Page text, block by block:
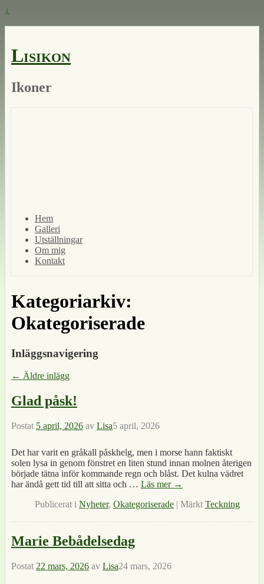
↓
Lisikon
Ikoner
Hem
Galleri
Utställningar
Om mig
Kontakt
Kategoriarkiv:
Okategoriserade
Inläggsnavigering
← Äldre inlägg
Glad påsk!
Postat 5 april, 2026 av Lisa5 april, 2026
Det har varit en gråkall påskhelg, men i morse hann faktiskt
solen lysa in genom fönstret en liten stund innan molnen återigen
började tätna inför kommande regn och blåst. Det kulna vädret
har ändå gett tid till att sitta och … Läs mer →
Publicerat i Nyheter, Okategoriserade | Märkt Teckning
Marie Bebådelsedag
Postat 22 mars, 2026 av Lisa24 mars, 2026